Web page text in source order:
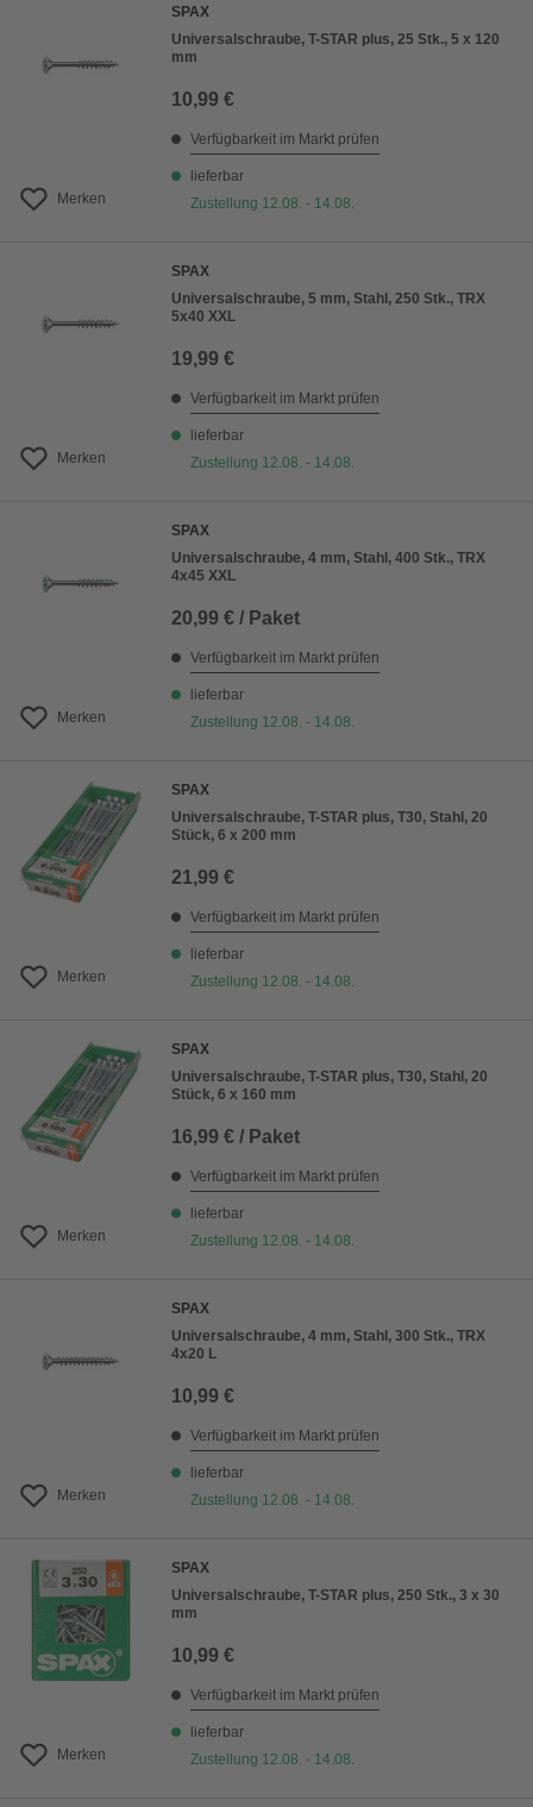
Merken
SPAX
Universalschraube, T-STAR plus, 25 Stk., 5 x 120
mm
10,99 €
Verfügbarkeit im Markt prüfen
lieferbar
Zustellung 12.08. - 14.08.
Merken
SPAX
Universalschraube, 5 mm, Stahl, 250 Stk., TRX
5x40 XXL
19,99 €
Verfügbarkeit im Markt prüfen
lieferbar
Zustellung 12.08. - 14.08.
Merken
SPAX
Universalschraube, 4 mm, Stahl, 400 Stk., TRX
4x45 XXL
20,99 € / Paket
Verfügbarkeit im Markt prüfen
lieferbar
Zustellung 12.08. - 14.08.
Merken
SPAX
Universalschraube, T-STAR plus, T30, Stahl, 20
Stück, 6 x 200 mm
21,99 €
Verfügbarkeit im Markt prüfen
lieferbar
Zustellung 12.08. - 14.08.
Merken
SPAX
Universalschraube, T-STAR plus, T30, Stahl, 20
Stück, 6 x 160 mm
16,99 € / Paket
Verfügbarkeit im Markt prüfen
lieferbar
Zustellung 12.08. - 14.08.
Merken
SPAX
Universalschraube, 4 mm, Stahl, 300 Stk., TRX
4x20 L
10,99 €
Verfügbarkeit im Markt prüfen
lieferbar
Zustellung 12.08. - 14.08.
Merken
SPAX
Universalschraube, T-STAR plus, 250 Stk., 3 x 30
mm
10,99 €
Verfügbarkeit im Markt prüfen
lieferbar
Zustellung 12.08. - 14.08.